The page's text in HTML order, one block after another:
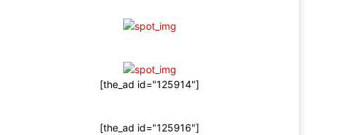
[the_ad id="125914"]
[the_ad id="125916"]